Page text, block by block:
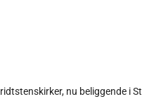
nu beliggende i